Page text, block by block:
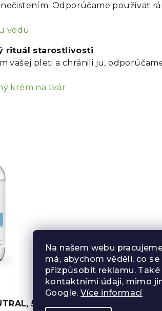
Na našem webu
má, abychom věděli, co
přizpůsobit reklamu.
kontaktními údaji, mimo
Google.Více informací
Odporúčame používať
vodu
rituál starostlivosti
vašej pleti a chránili ju,
krém na tvár
500ml